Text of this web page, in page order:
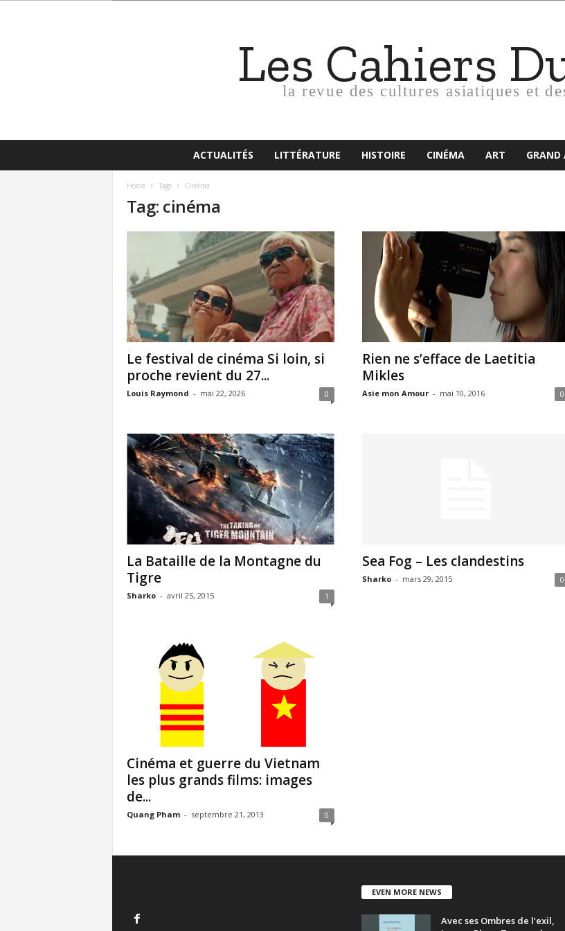
Les Cahiers
la revue des cultures asiatiques et
ACTUALITÉS LITTÉRATURE HISTOIRE CINÉMA ART GRAND
Home Tags Cinéma
Tag: cinéma
Le festival de cinéma Si loin, si
proche revient du 27...
Louis Raymond - mai 22, 2026 0
Rien ne s’efface de Laetitia
Mikles
Asie mon Amour - mai 10, 2016 0
La Bataille de la Montagne du
Tigre
Sharko - avril 25, 2015 1
Sea Fog – Les clandestins
Sharko - mars 29, 2015 0
Cinéma et guerre du Vietnam
les plus grands films: images
de...
Quang Pham - septembre 21, 2013 0
EVEN MORE NEWS
Avec ses Ombres de l’exil,